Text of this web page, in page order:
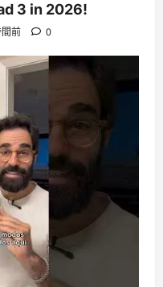
3 in 2026!
前 0